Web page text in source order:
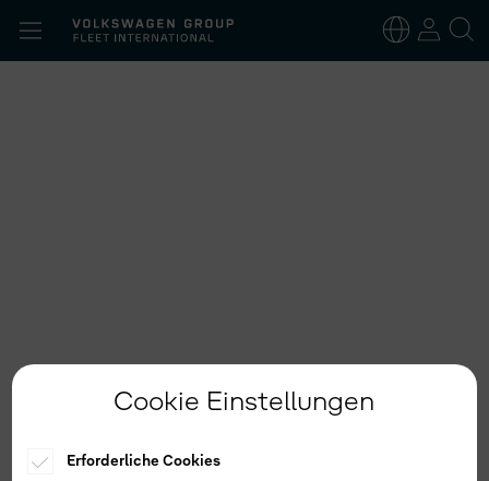
Cookie Einstellungen
Erforderliche Cookies
nach: